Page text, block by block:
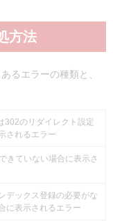
方法
るエラーの種類と、
302のリダイレクト設定
されるエラー
きていない場合に表示さ
デックス登録の必要がな
に表示されるエラー